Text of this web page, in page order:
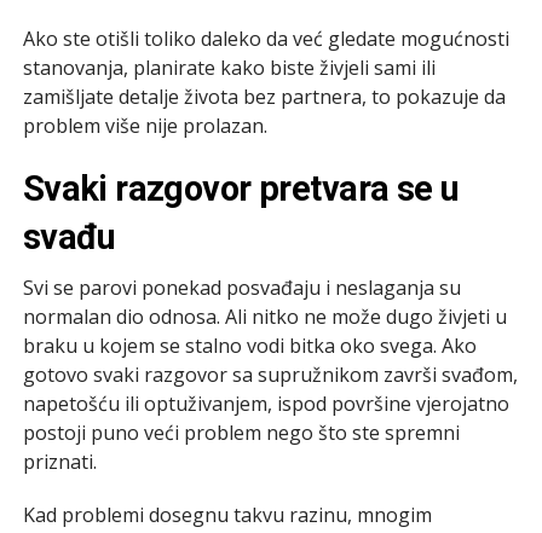
Ako ste otišli toliko daleko da već gledate mogućnosti
stanovanja, planirate kako biste živjeli sami ili
zamišljate detalje života bez partnera, to pokazuje da
problem više nije prolazan.
Svaki razgovor pretvara se u
svađu
Svi se parovi ponekad posvađaju i neslaganja su
normalan dio odnosa. Ali nitko ne može dugo živjeti u
braku u kojem se stalno vodi bitka oko svega. Ako
gotovo svaki razgovor sa supružnikom završi svađom,
napetošću ili optuživanjem, ispod površine vjerojatno
postoji puno veći problem nego što ste spremni
priznati.
Kad problemi dosegnu takvu razinu, mnogim